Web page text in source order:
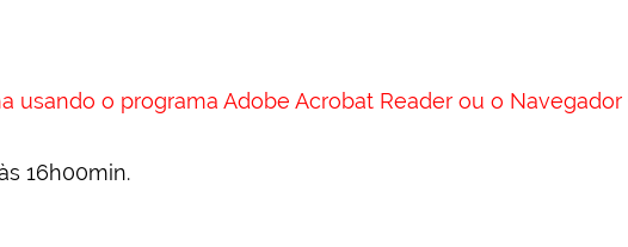
usando o programa Adobe Acrobat Reader ou o Navegador
16h00min.